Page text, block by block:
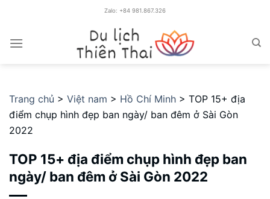
Zalo: +84 981.867.326
Trang chủ > Việt nam > Hồ Chí Minh > TOP 15+ địa
điểm chụp hình đẹp ban ngày/ ban đêm ở Sài Gòn
2022
TOP 15+ địa điểm chụp hình đẹp ban
ngày/ ban đêm ở Sài Gòn 2022